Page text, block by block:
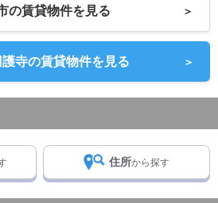
の賃貸物件を見る ＞
寺の賃貸物件を見る ＞
住所から探す